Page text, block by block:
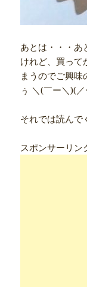
あとは・・・あ
けれど、買って
まうのでご興
ぅ ＼(￣ー＼)(
それでは読ん
スポンサーリン